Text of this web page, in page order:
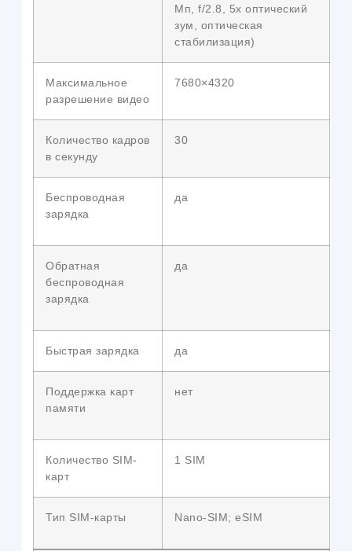
Мп, f/2.8, 5x оптический
зум, оптическая
стабилизация)
Максимальное
разрешение видео
7680×4320
Количество кадров
в секунду
30
Беспроводная
зарядка
да
Обратная
беспроводная
зарядка
да
Быстрая зарядка да
Поддержка карт
памяти
нет
Количество SIM-
карт
1 SIM
Тип SIM-карты Nano-SIM; eSIM